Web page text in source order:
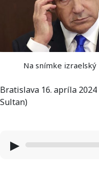
Na snímke
Bratislava 16. apríla 2024
Sultan)
▶